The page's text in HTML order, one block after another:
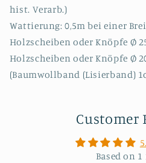
hist. Verarb.)
Wattierung: 0,5m bei einer
Holzscheiben oder Knöpfe Ø
Holzscheiben oder Knöpfe Ø
(Baumwollband (Lisierband)
Customer
Based on